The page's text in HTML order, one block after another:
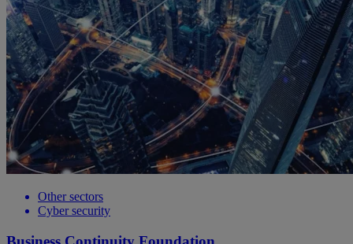
Other sectors
Cyber security